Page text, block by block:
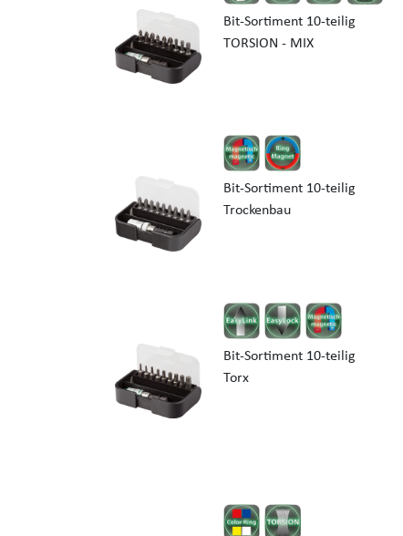
Bit-Sortiment 10-teilig
TORSION - MIX
Bit-Sortiment 10-teilig
Trockenbau
Bit-Sortiment 10-teilig
Torx